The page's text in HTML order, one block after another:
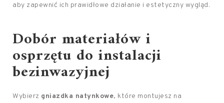
aby zapewnić ich prawidłowe działanie i estetyczny wygląd.
Dobór materiałów i
osprzętu do instalacji
bezinwazyjnej
Wybierz gniazdka natynkowe, które montujesz na